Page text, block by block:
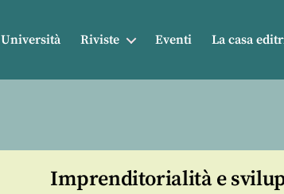
Università Riviste Eventi La casa
Imprenditorialità e